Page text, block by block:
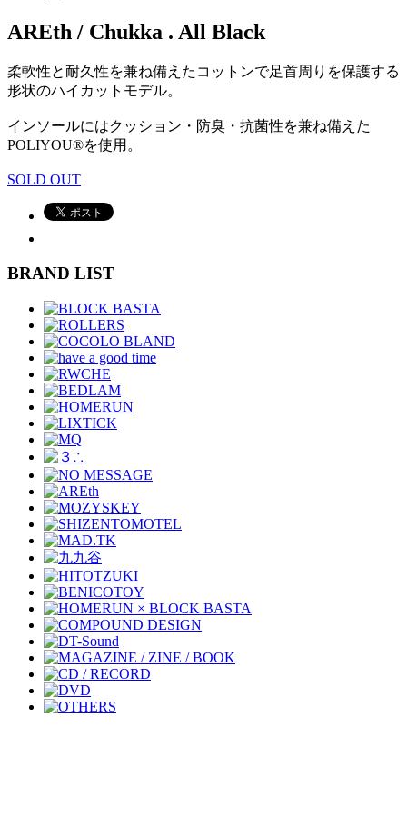
AREth / Chukka . All Black
柔軟性と耐久性を兼ね備えたコットンで足首周りを保護する
形状のハイカットモデル。
インソールにはクッション・防臭・抗菌性を兼ね備えた
POLIYOU®を使用。
SOLD OUT
BRAND LIST